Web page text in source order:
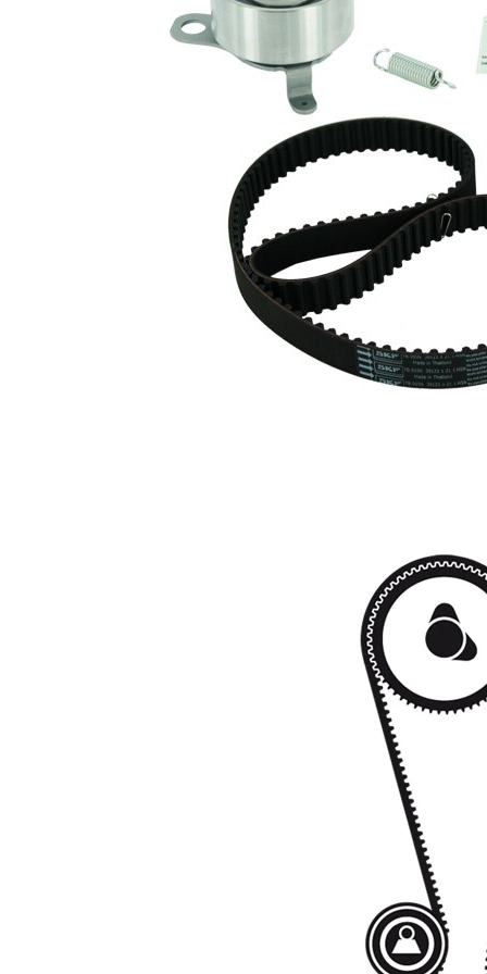
Curea
cu profil
rotunjit
21,1
Listă de piese de schimb
Număr
articol
Cantitate
intinzator,curea
VKM
71007
SKF00245
SKF03761 1